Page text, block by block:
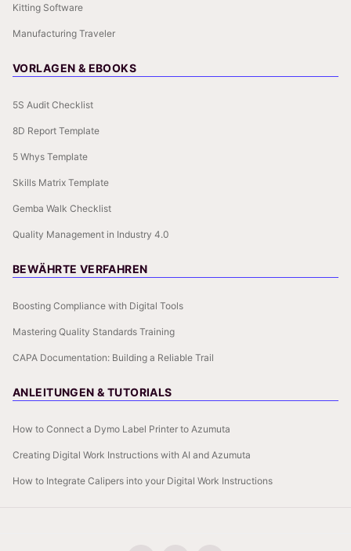
Kitting Software
Manufacturing Traveler
VORLAGEN & EBOOKS
5S Audit Checklist
8D Report Template
5 Whys Template
Skills Matrix Template
Gemba Walk Checklist
Quality Management in Industry 4.0
BEWÄHRTE VERFAHREN
Boosting Compliance with Digital Tools
Mastering Quality Standards Training
CAPA Documentation: Building a Reliable Trail
ANLEITUNGEN & TUTORIALS
How to Connect a Dymo Label Printer to Azumuta
Creating Digital Work Instructions with AI and Azumuta
How to Integrate Calipers into your Digital Work Instructions